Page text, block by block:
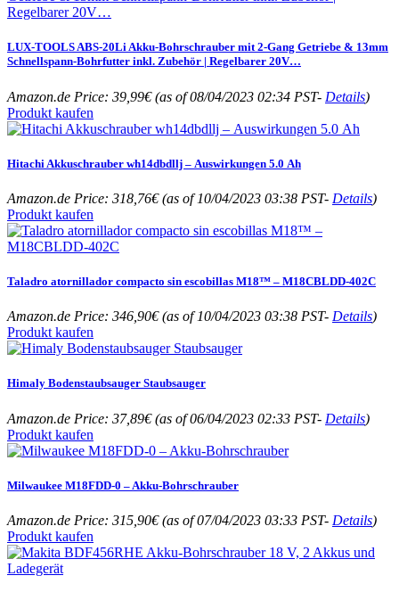
LUX-TOOLS ABS-20Li Akku-Bohrschrauber mit 2-Gang Getriebe & 13mm
Schnellspann-Bohrfutter inkl. Zubehör | Regelbarer 20V…
Amazon.de Price: 39,99€(as of 08/04/2023 02:34 PST- Details)
Produkt kaufen
Hitachi Akkuschrauber wh14dbdllj – Auswirkungen 5.0 Ah
Amazon.de Price: 318,76€(as of 10/04/2023 03:38 PST- Details)
Produkt kaufen
Taladro atornillador compacto sin escobillas M18™ – M18CBLDD-402C
Amazon.de Price: 346,90€(as of 10/04/2023 03:38 PST- Details)
Produkt kaufen
Himaly Bodenstaubsauger Staubsauger
Amazon.de Price: 37,89€(as of 06/04/2023 02:33 PST- Details)
Produkt kaufen
Milwaukee M18FDD-0 – Akku-Bohrschrauber
Amazon.de Price: 315,90€(as of 07/04/2023 03:33 PST- Details)
Produkt kaufen